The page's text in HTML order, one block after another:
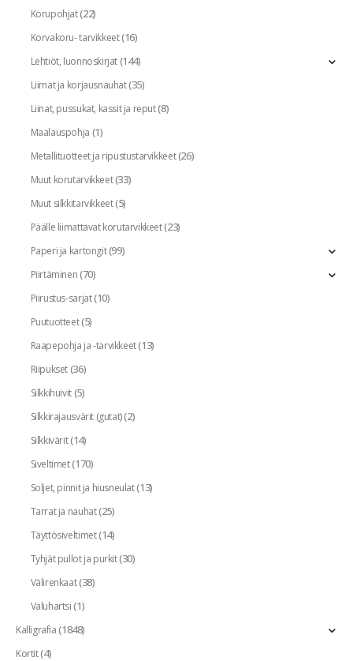
Korupohjat(22)
Korvakoru- tarvikkeet(16)
Lehtiöt, luonnoskirjat(144)
Liimat ja korjausnauhat(35)
Liinat, pussukat, kassit ja reput(8)
Maalauspohja (1)
Metallituotteet ja ripustustarvikkeet(26)
Muut korutarvikkeet(33)
Muut silkkitarvikkeet(5)
Päälle liimattavat korutarvikkeet(23)
Paperi ja kartongit(99)
Piirtäminen(70)
Piirustus-sarjat(10)
Puutuotteet(5)
Raapepohja ja -tarvikkeet(13)
Riipukset(36)
Silkkihuivit(5)
Silkkirajausvärit (gutat)(2)
Silkkivärit(14)
Siveltimet(170)
Soljet, pinnit ja hiusneulat(13)
Tarrat ja nauhat(25)
Täyttösiveltimet(14)
Tyhjät pullot ja purkit(30)
Välirenkaat(38)
Valuhartsi(1)
Kalligrafia(1848)
Kortit(4)